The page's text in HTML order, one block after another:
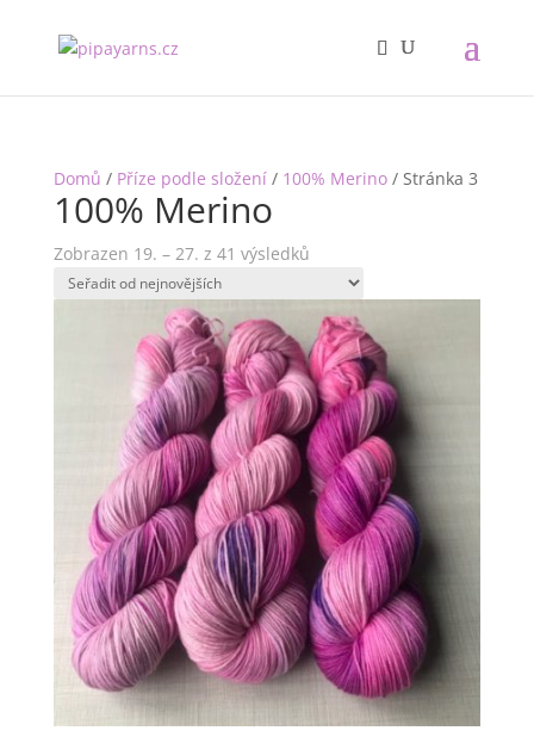
Domů / Příze podle složení/ 100% Merino/ Stránka 3
100% Merino
Zobrazen 19. – 27. z 41 výsledků